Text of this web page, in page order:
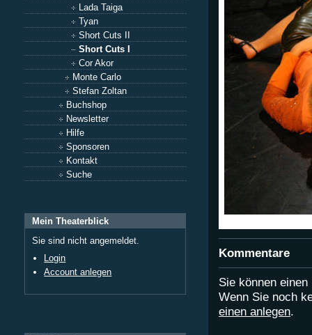
Lada Taiga
Tyan
Short Cuts II
Short Cuts I
Cor Akor
Monte Carlo
Stefan Zoltan
Buchshop
Newsletter
Hilfe
Sponsoren
Kontakt
Suche
Mein Theaterblick
Sie sind nicht angemeldet.
Login
Account anlegen
Kommentare
Sie können
Wenn Sie noch
einen anlegen.